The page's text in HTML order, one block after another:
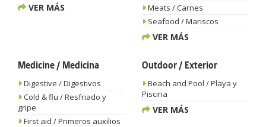
VER MÁS
Meats / Carnes
Seafood / Mariscos
VER MÁS
Medicine / Medicina
Digestive / Digestivos
Cold & flu / Resfriado y
gripe
First aid / Primeros auxilios
Outdoor / Exterior
Beach and Pool / Playa y
Piscina
VER MÁS